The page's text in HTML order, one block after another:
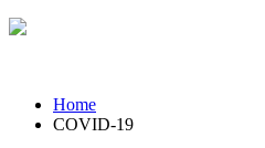
Home
COVID-19